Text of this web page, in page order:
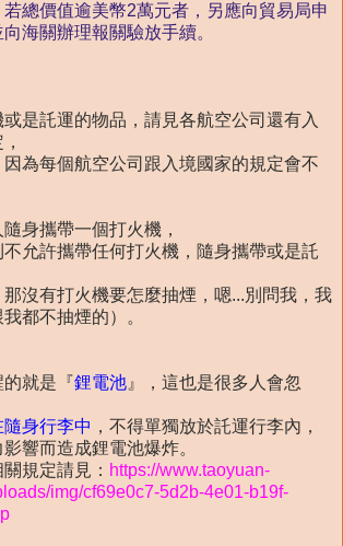
總價值逾美幣2萬元者，另應向貿易局申
海關辦理報關驗放手續。
是託運的物品，請見各航空公司還有入
為每個航空公司跟入境國家的規定會不
身攜帶一個打火機，
允許攜帶任何打火機，隨身攜帶或是託
沒有打火機要怎麼抽煙，嗯...別問我，我
都不抽煙的）。
的就是『鋰電池 』，這也是很多人會忽
身行李中 ，不得單獨放於託運行李內，
響而造成鋰電池爆炸。
規定請見： https://www.taoyuan-
img/cf69e0c7-5d2b-4e01-b19f-